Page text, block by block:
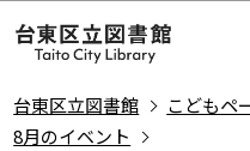
ー
ジ
このペ
台東区立図書館 こどもペ
8月のイベント